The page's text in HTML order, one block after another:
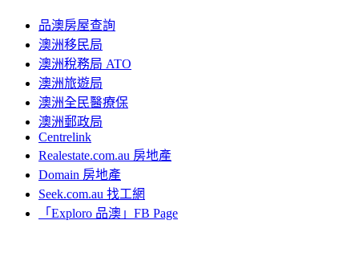
品澳房屋查詢
澳洲移民局
澳洲稅務局 ATO
澳洲旅遊局
澳洲全民醫療保
澳洲郵政局
Centrelink
Realestate.com.au 房地產
Domain 房地產
Seek.com.au 找工網
「Exploro 品澳」FB Page